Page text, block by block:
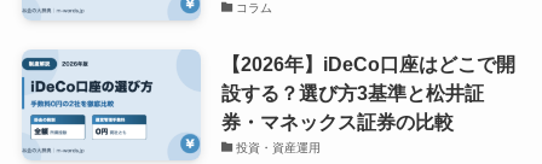
コラム
【2026年】iDeCo口座はどこで開
設する？選び方3基準と松井証
券・マネックス証券の比較
投資・資産運用